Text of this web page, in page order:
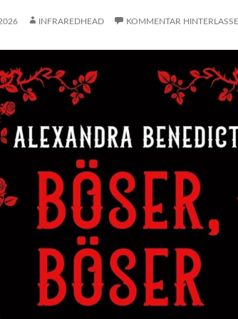
INFRAREDHEAD KOMMENTAR